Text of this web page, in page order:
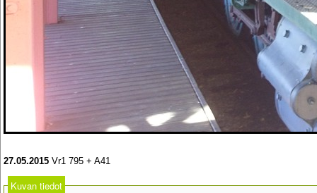
27.05.2015 Vr1 795 + A41
Kuvan tiedot